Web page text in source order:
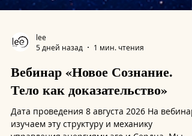
lee
Вебинар «Новое Сознание.
Тело как доказательство»